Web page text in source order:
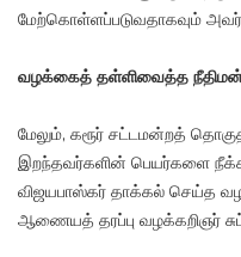
மேற்கொள்ளப்படுவதாகவும் அவர்
வழக்கைத் தள்ளிவைத்த
மேலும், கரூர் சட்டமன்றத்
இறந்தவர்களின் பெயர்களை
விஜயபாஸ்கர் தாக்கல் செய்த
ஆணையத் தரப்பு வழக்கறிஞர்